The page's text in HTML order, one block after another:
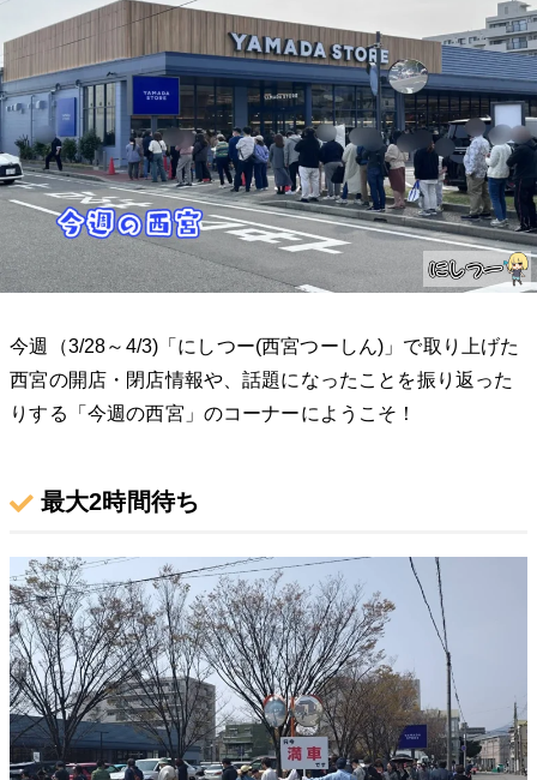
今週（3/28～4/3)「にしつー(西宮つーしん)」で取り上げた
西宮の開店・閉店情報や、話題になったことを振り返った
りする「今週の西宮」のコーナーにようこそ！
最大2時間待ち